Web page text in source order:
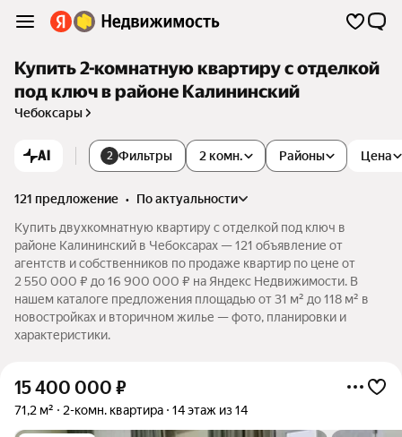
Купить 2-комнатную квартиру с отделкой
под ключ в районе Калининский
Чебоксары
AI 2 Фильтры 2 комн. Цена
Районы
121 предложение •
по актуальности
Купить двухкомнатную квартиру с отделкой под ключ в
районе Калининский в Чебоксарах — 121 объявление от
агентств и собственников по продаже квартир по цене от
2 550 000 ₽ до 16 900 000 ₽ на Яндекс Недвижимости. В
нашем каталоге предложения площадью от 31 м² до 118 м² в
новостройках и вторичном жилье — фото, планировки и
характеристики.
15 400 000 ₽
71,2 м² 2-комн. квартира 14 этаж из 14